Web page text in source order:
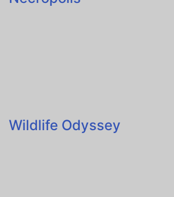
Wildlife Odyssey